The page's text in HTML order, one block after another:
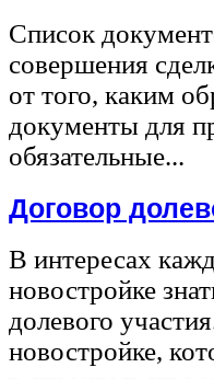
Список
совершения
от того, каким
документы для
обязательные...
Договор
В интересах
новостройке
долевого
новостройке,